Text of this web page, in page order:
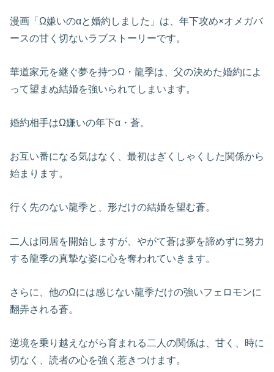
漫画「Ω嫌いのαと婚約しました」は、年下攻め×オメガバ
ースの甘く切ないラブストーリーです。
華道家元を継ぐ夢を持つΩ・龍季は、父の決めた婚約によ
って望まぬ結婚を強いられてしまいます。
婚約相手はΩ嫌いの年下α・蒼。
お互い番になる気はなく、最初はぎくしゃくした関係から
始まります。
行く先のない龍季と、形だけの結婚を望む蒼。
二人は同居を開始しますが、やがて蒼は夢を諦めずに努力
する龍季の真摯な姿に心を奪われていきます。
さらに、他のΩには感じない龍季だけの強いフェロモンに
翻弄される蒼。
逆境を乗り越えながら育まれる二人の関係は、甘く、時に
切なく、読者の心を強く惹きつけます。